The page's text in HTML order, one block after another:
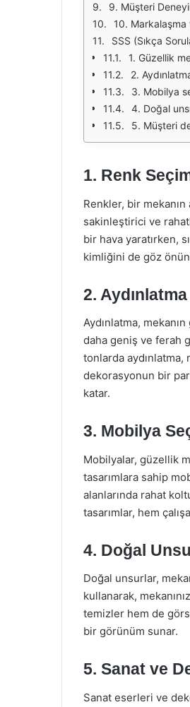
9. Müşteri
10. Markalaşma
SSS (Sıkça
1. Güzellik
2.
3. Mobilya
4. Doğal
5. Müşteri
1. Renk
Renkler, bir
sakinleştirici ve
bir hava yaratırken,
kimliğini de göz
2. Aydınlatma
Aydınlatma,
daha geniş ve ferah
tonlarda aydınlatma,
dekorasyonun bir
katar.
3. Mobilya
Mobilyalar, güzellik
tasarımlara sahip
alanlarında rahat
tasarımlar, hem
4. Doğal
Doğal unsurlar,
kullanarak,
temizler hem de
bir görünüm sunar.
5. Sanat ve
Sanat eserleri ve